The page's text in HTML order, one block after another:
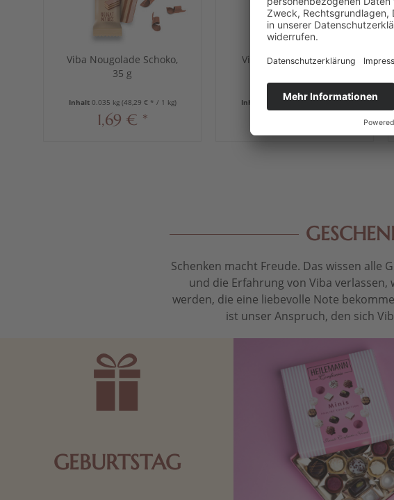
Viba Nougolade Schoko,
35 g
Inhalt 0.035 kg (48,29 € * / 1 kg)
1,69 € *
Viba Nougolade Ganze
Inhalt 0.035 kg(48,29 € * / 1 kg)
Schenken macht Freude. Das wissen alle
und die Erfahrung von Viba
werden, die eine liebevolle Note
ist unser Anspruch, den sich
GEBURTSTAG